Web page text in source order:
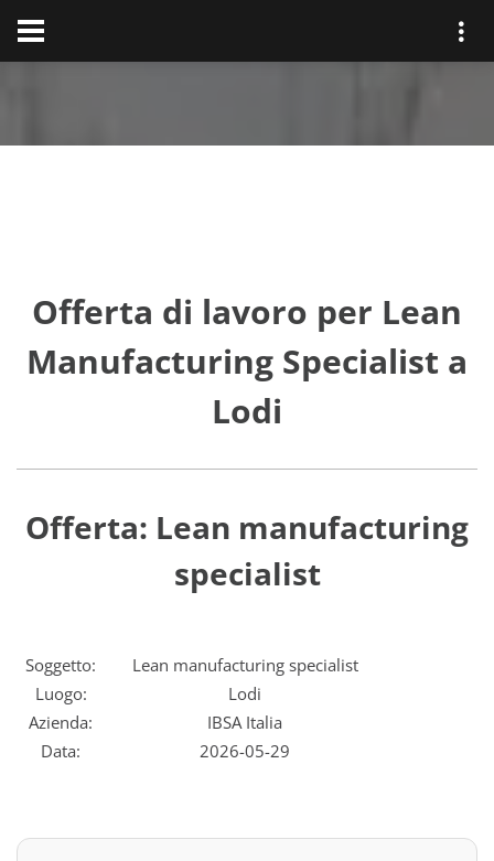
Offerta di lavoro per Lean
Manufacturing Specialist a
Lodi
Offerta: Lean manufacturing
specialist
Soggetto:
Lean manufacturing specialist
Luogo:
Lodi
Azienda:
IBSA Italia
Data:
2026-05-29